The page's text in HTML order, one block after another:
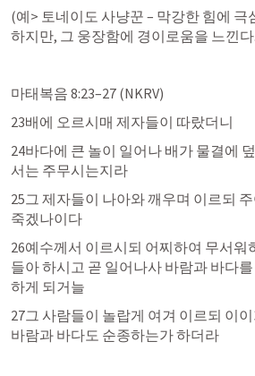
(예> 토네이도 사냥꾼 – 막강한 힘에 극
하지만, 그 웅장함에 경이로움을 느낀다
마태복음 8:23–27 (NKRV)
23배에 오르시매 제자들이 따랐더니
24바다에 큰 놀이 일어나 배가 물결에
서는 주무시는지라
25그 제자들이 나아와 깨우며 이르되
죽겠나이다
26예수께서 이르시되 어찌하여 무서워
들아 하시고 곧 일어나사 바람과 바다
하게 되거늘
27그 사람들이 놀랍게 여겨 이르되 이
바람과 바다도 순종하는가 하더라